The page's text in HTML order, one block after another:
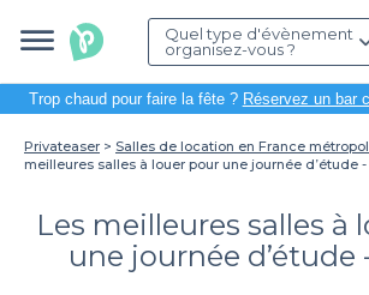
Quel type d'évènement
organisez-vous ?
Trop chaud pour faire la fête ? Réservez un bar
Privateaser Salles de location en France
meilleures salles à louer pour une journée d’étude
Les meilleures salles à
une journée d’étude